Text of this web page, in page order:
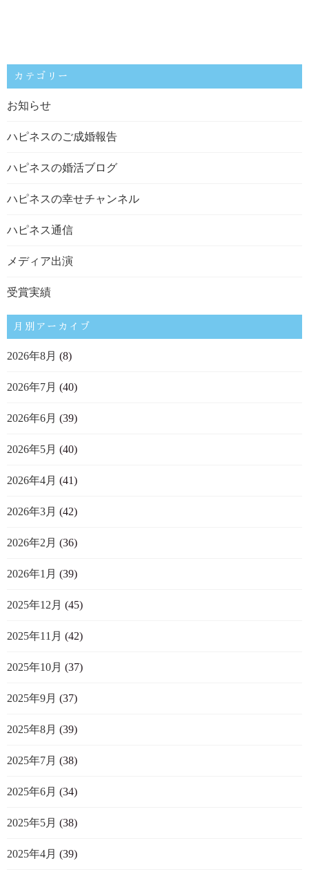
カテゴリー
お知らせ
ハピネスのご成婚報告
ハピネスの婚活ブログ
ハピネスの幸せチャンネル
ハピネス通信
メディア出演
受賞実績
月別アーカイブ
2026年8月 (8)
2026年7月 (40)
2026年6月 (39)
2026年5月 (40)
2026年4月 (41)
2026年3月 (42)
2026年2月 (36)
2026年1月 (39)
2025年12月 (45)
2025年11月 (42)
2025年10月 (37)
2025年9月 (37)
2025年8月 (39)
2025年7月 (38)
2025年6月 (34)
2025年5月 (38)
2025年4月 (39)